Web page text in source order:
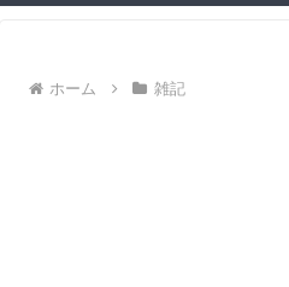
ホーム 雑記